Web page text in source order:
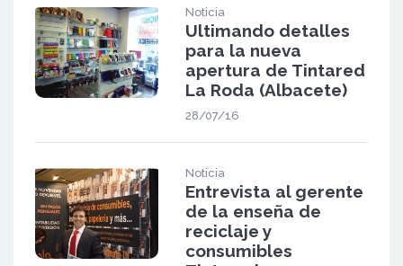
Noticia
Ultimando detalles
para la nueva
apertura de Tintared
La Roda (Albacete)
28/07/16
Noticia
Entrevista al gerente
de la enseña de
reciclaje y
consumibles